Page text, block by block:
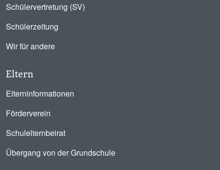
Schülervertretung (SV)
Schülerzeitung
Wir für andere
Eltern
Elterninformationen
Förderverein
Schulelternbeirat
Übergang von der Grundschule